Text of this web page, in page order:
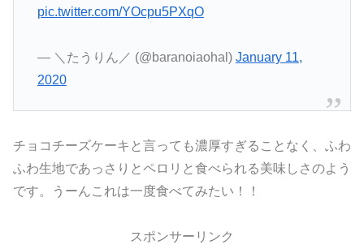
pic.twitter.com/YOcpu5PXqO
— ＼たうりん／ (@baranoiaohal) January 11,
2020
チョコチーズケーキと言っても濃厚すぎることなく、ふわ
ふわ生地であっさりとペロリと食べられる美味しさのよう
です。うーんこれは一度食べてみたい！！
スポンサーリンク